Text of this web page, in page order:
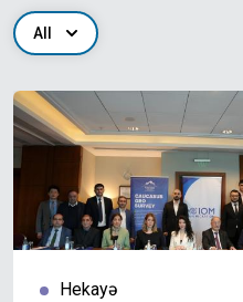
All
Hekayə